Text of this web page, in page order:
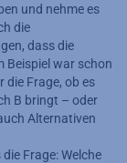
und nehme es
die
dass die
Beispiel war schon
die Frage, ob es
B bringt – oder
Alternativen
Frage: Welche